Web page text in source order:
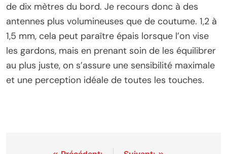
de dix mètres du bord. Je recours donc à des
antennes plus volumineuses que de coutume. 1,2 à
1,5 mm, cela peut paraître épais lorsque l’on vise
les gardons, mais en prenant soin de les équilibrer
au plus juste, on s’assure une sensibilité maximale
et une perception idéale de toutes les touches.